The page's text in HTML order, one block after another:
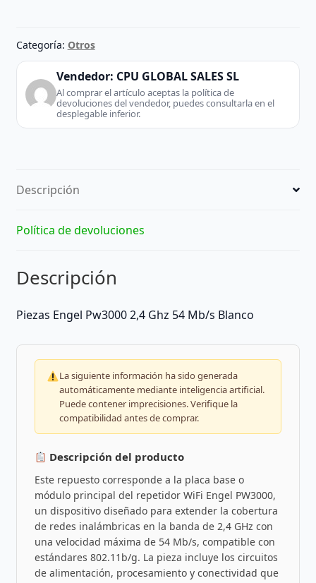
54
Mb/s
Blanco
Repetidor
Wifi
Categoría: Otros
Vendedor: CPU GLOBAL SALES SL
Al comprar el artículo aceptas la política de
devoluciones del vendedor, puedes consultarla en el
desplegable inferior.
Descripción
Política de devoluciones
Descripción
Piezas Engel Pw3000 2,4 Ghz 54 Mb/s Blanco
La siguiente información ha sido generada
automáticamente mediante inteligencia artificial.
Puede contener imprecisiones. Verifique la
compatibilidad antes de comprar.
Descripción del producto
Este repuesto corresponde a la placa base o
módulo principal del repetidor WiFi Engel PW3000,
un dispositivo diseñado para extender la cobertura
de redes inalámbricas en la banda de 2,4 GHz con
una velocidad máxima de 54 Mb/s, compatible con
estándares 802.11b/g. La pieza incluye los circuitos
de alimentación, procesamiento y conectividad que